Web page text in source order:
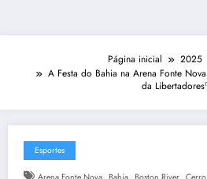
Página inicial 2025
A Festa do Bahia na Arena Fonte
da
Esportes